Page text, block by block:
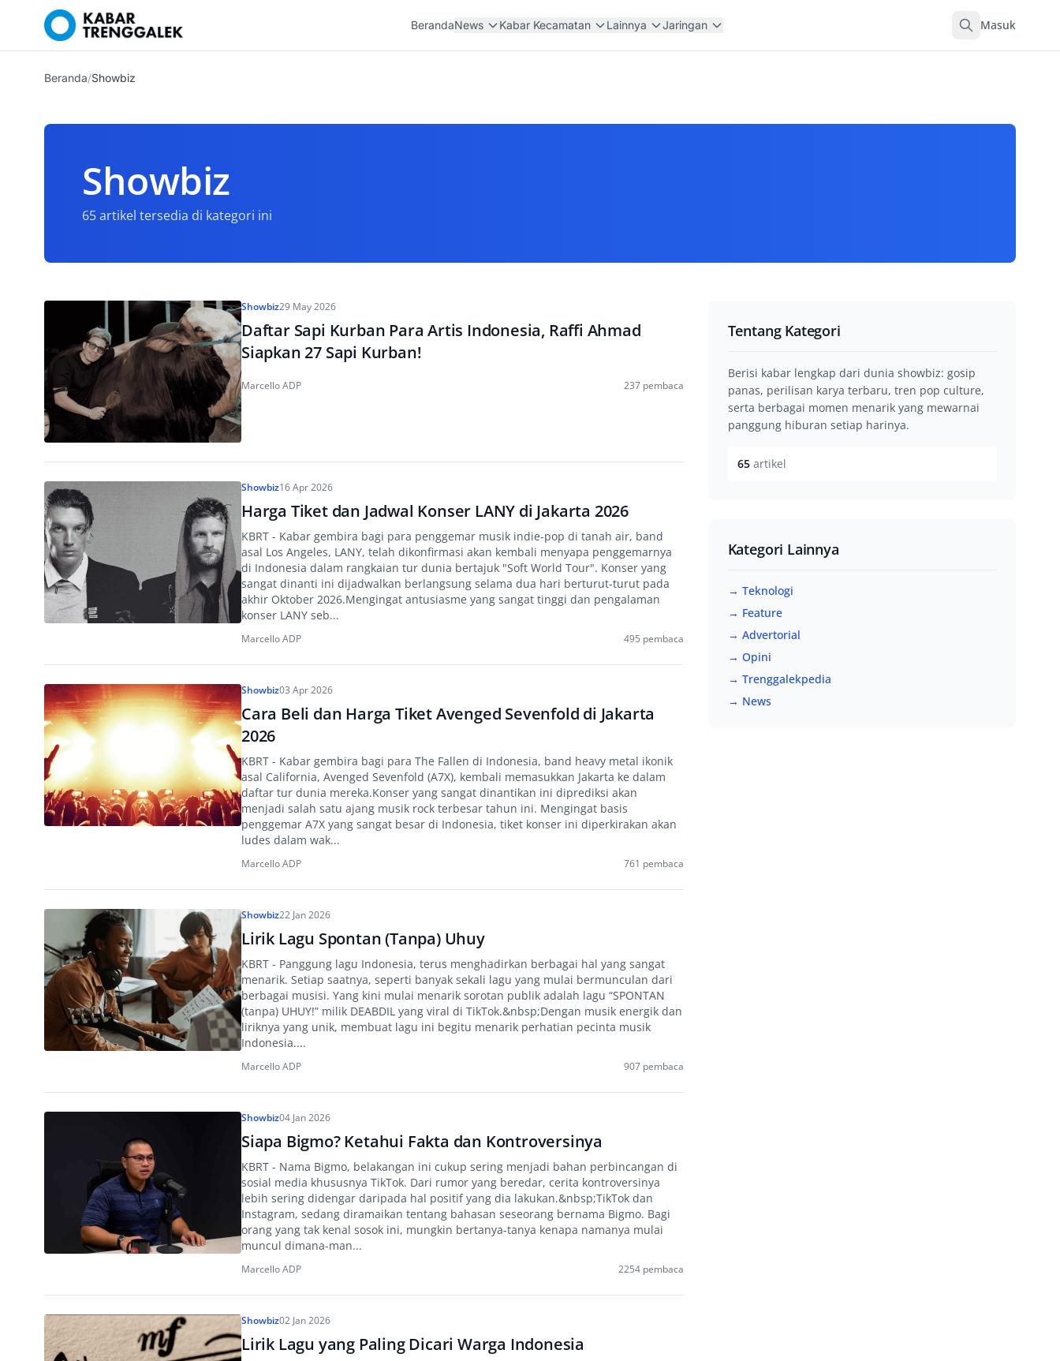
BerandaNews Kabar Kecamatan Lainnya Jaringan Masuk
Beranda/Showbiz
Showbiz
65 artikel tersedia di kategori ini
Showbiz29 May 2026
Daftar Sapi Kurban Para Artis Indonesia, Raffi Ahmad
Siapkan 27 Sapi Kurban!
Marcello ADP 237 pembaca
Showbiz16 Apr 2026
Harga Tiket dan Jadwal Konser LANY di Jakarta 2026
KBRT - Kabar gembira bagi para penggemar musik indie-pop di tanah air, band
asal Los Angeles, LANY, telah dikonfirmasi akan kembali menyapa penggemarnya
di Indonesia dalam rangkaian tur dunia bertajuk "Soft World Tour". Konser yang
sangat dinanti ini dijadwalkan berlangsung selama dua hari berturut-turut pada
akhir Oktober 2026.Mengingat antusiasme yang sangat tinggi dan pengalaman
konser LANY seb...
Marcello ADP 495 pembaca
Showbiz03 Apr 2026
Cara Beli dan Harga Tiket Avenged Sevenfold di Jakarta
2026
KBRT - Kabar gembira bagi para The Fallen di Indonesia, band heavy metal ikonik
asal California, Avenged Sevenfold (A7X), kembali memasukkan Jakarta ke dalam
daftar tur dunia mereka.Konser yang sangat dinantikan ini diprediksi akan
menjadi salah satu ajang musik rock terbesar tahun ini. Mengingat basis
penggemar A7X yang sangat besar di Indonesia, tiket konser ini diperkirakan akan
ludes dalam wak...
Marcello ADP 761 pembaca
Showbiz22 Jan 2026
Lirik Lagu Spontan (Tanpa) Uhuy
KBRT - Panggung lagu Indonesia, terus menghadirkan berbagai hal yang sangat
menarik. Setiap saatnya, seperti banyak sekali lagu yang mulai bermunculan dari
berbagai musisi. Yang kini mulai menarik sorotan publik adalah lagu “SPONTAN
(tanpa) UHUY!” milik DEABDIL yang viral di TikTok.&nbsp;Dengan musik energik dan
liriknya yang unik, membuat lagu ini begitu menarik perhatian pecinta musik
Indonesia....
Marcello ADP 907 pembaca
Showbiz04 Jan 2026
Siapa Bigmo? Ketahui Fakta dan Kontroversinya
KBRT - Nama Bigmo, belakangan ini cukup sering menjadi bahan perbincangan di
sosial media khususnya TikTok. Dari rumor yang beredar, cerita kontroversinya
lebih sering didengar daripada hal positif yang dia lakukan.&nbsp;TikTok dan
Instagram, sedang diramaikan tentang bahasan seseorang bernama Bigmo. Bagi
orang yang tak kenal sosok ini, mungkin bertanya-tanya kenapa namanya mulai
muncul dimana-man...
Marcello ADP 2254 pembaca
Showbiz02 Jan 2026
Lirik Lagu yang Paling Dicari Warga Indonesia
Tentang Kategori
Berisi kabar lengkap dari dunia showbiz: gosip
panas, perilisan karya terbaru, tren pop culture,
serta berbagai momen menarik yang mewarnai
panggung hiburan setiap harinya.
65artikel
Kategori Lainnya
→ Teknologi
→ Feature
→ Advertorial
→ Opini
→ Trenggalekpedia
→ News